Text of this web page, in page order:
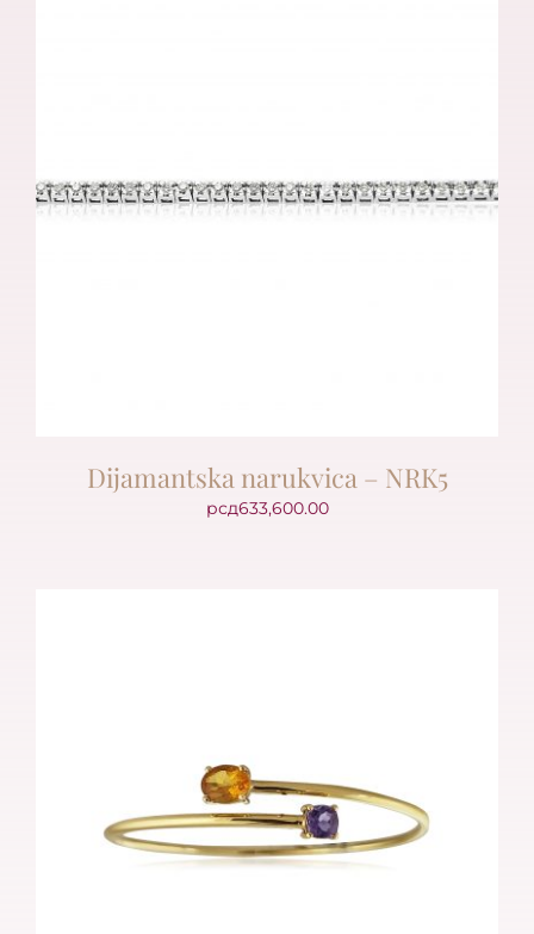
Dijamantska narukvica – NRK5
рсд633,600.00